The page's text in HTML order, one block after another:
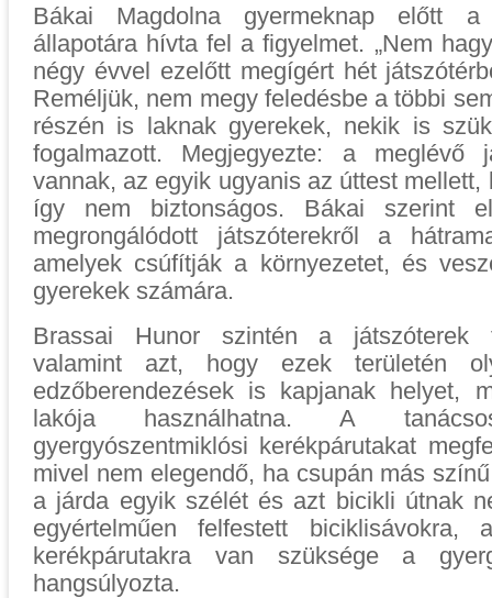
Bákai Magdolna gyermeknap előtt a
állapotára hívta fel a figyelmet. „Nem
négy évvel ezelőtt megígért hét
Reméljük, nem megy feledésbe a többi
részén is laknak gyerekek, nekik is
fogalmazott. Megjegyezte: a meglévő
vannak, az egyik ugyanis az úttest
így nem biztonságos. Bákai szerint
megrongálódott játszóterekről a
amelyek csúfítják a környezetet, és
gyerekek számára.
Brassai Hunor szintén a játszóterek
valamint azt, hogy ezek területén
edzőberendezések is kapjanak helyet,
lakója használhatna. A
gyergyószentmiklósi kerékpárutakat
mivel nem elegendő, ha csupán más
a járda egyik szélét és azt bicikli útnak
egyértelműen felfestett
kerékpárutakra van szüksége a
hangsúlyozta.